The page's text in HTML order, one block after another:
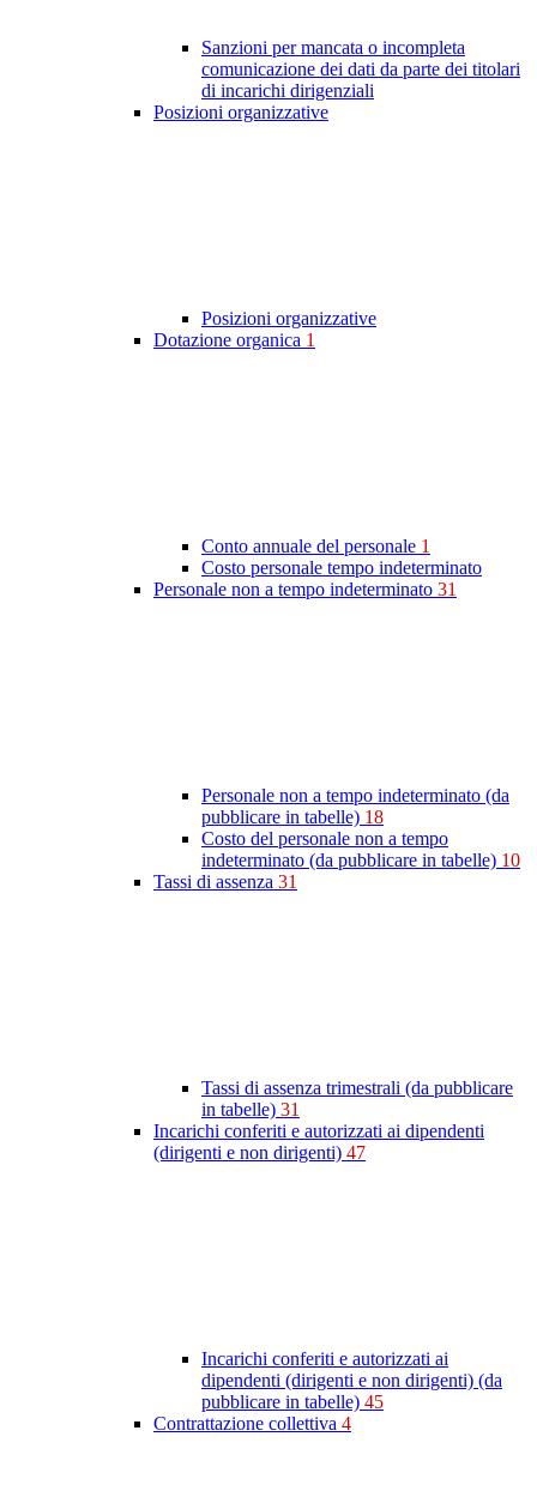
Sanzioni per mancata o incompleta
comunicazione dei dati da parte dei titolari
di incarichi dirigenziali
Posizioni organizzative
Posizioni organizzative
Dotazione organica 1
Conto annuale del personale 1
Costo personale tempo indeterminato
Personale non a tempo indeterminato 31
Personale non a tempo indeterminato (da
pubblicare in tabelle) 18
Costo del personale non a tempo
indeterminato (da pubblicare in tabelle) 10
Tassi di assenza 31
Tassi di assenza trimestrali (da pubblicare
in tabelle) 31
Incarichi conferiti e autorizzati ai dipendenti
(dirigenti e non dirigenti) 47
Incarichi conferiti e autorizzati ai
dipendenti (dirigenti e non dirigenti) (da
pubblicare in tabelle) 45
Contrattazione collettiva 4